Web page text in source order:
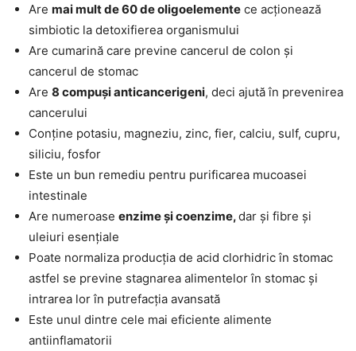
Are mai mult de 60 de oligoelemente ce acționează
simbiotic la detoxifierea organismului
Are cumarină care previne cancerul de colon și
cancerul de stomac
Are 8 compuși anticancerigeni, deci ajută în prevenirea
cancerului
Conține potasiu, magneziu, zinc, fier, calciu, sulf, cupru,
siliciu, fosfor
Este un bun remediu pentru purificarea mucoasei
intestinale
Are numeroase enzime și coenzime,dar și fibre și
uleiuri esențiale
Poate normaliza producția de acid clorhidric în stomac
astfel se previne stagnarea alimentelor în stomac și
intrarea lor în putrefacția avansată
Este unul dintre cele mai eficiente alimente
antiinflamatorii